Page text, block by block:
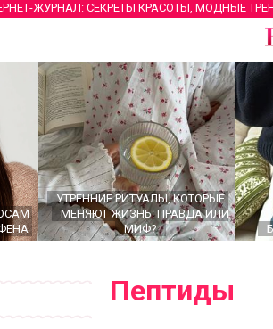
ЖУРНАЛ: СЕКРЕТЫ КРАСОТЫ, МОДНЫЕ
УТРЕННИЕ РИТУАЛЫ, КОТОРЫЕ
МЕНЯЮТ ЖИЗНЬ: ПРАВДА ИЛИ
МИФ?
Пептиды